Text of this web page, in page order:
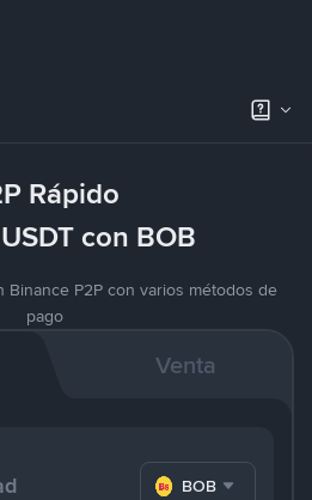
Rápido
con BOB
Binance P2P con varios métodos de
pago
Venta
BOB